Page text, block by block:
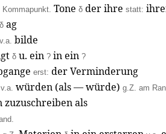
Kommapunkt. Tone δ der ihre statt:
δ ag
v.a. bilde
δ u. ein ? in ein ?
erst: der Verminderung
v.a. würden (als — würde) g.Z. am
zuzuschreiben als